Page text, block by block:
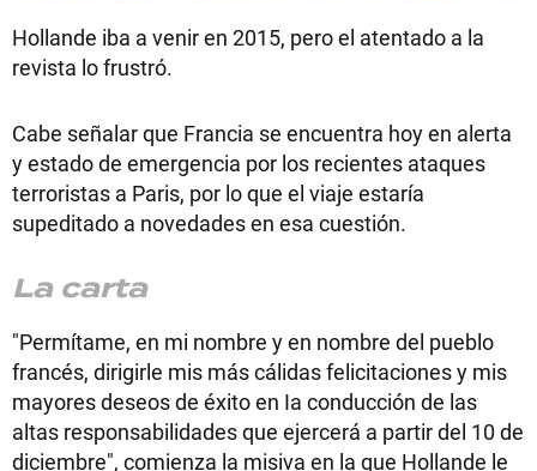
Hollande iba a venir en 2015, pero el atentado a la
revista lo frustró.
Cabe señalar que Francia se encuentra hoy en alerta
y estado de emergencia por los recientes ataques
terroristas a Paris, por lo que el viaje estaría
supeditado a novedades en esa cuestión.
La carta
"Permítame, en mi nombre y en nombre del pueblo
francés, dirigirle mis más cálidas felicitaciones y mis
mayores deseos de éxito en Ia conducción de las
altas responsabilidades que ejercerá a partir del 10 de
diciembre", comienza la misiva en la que Hollande le